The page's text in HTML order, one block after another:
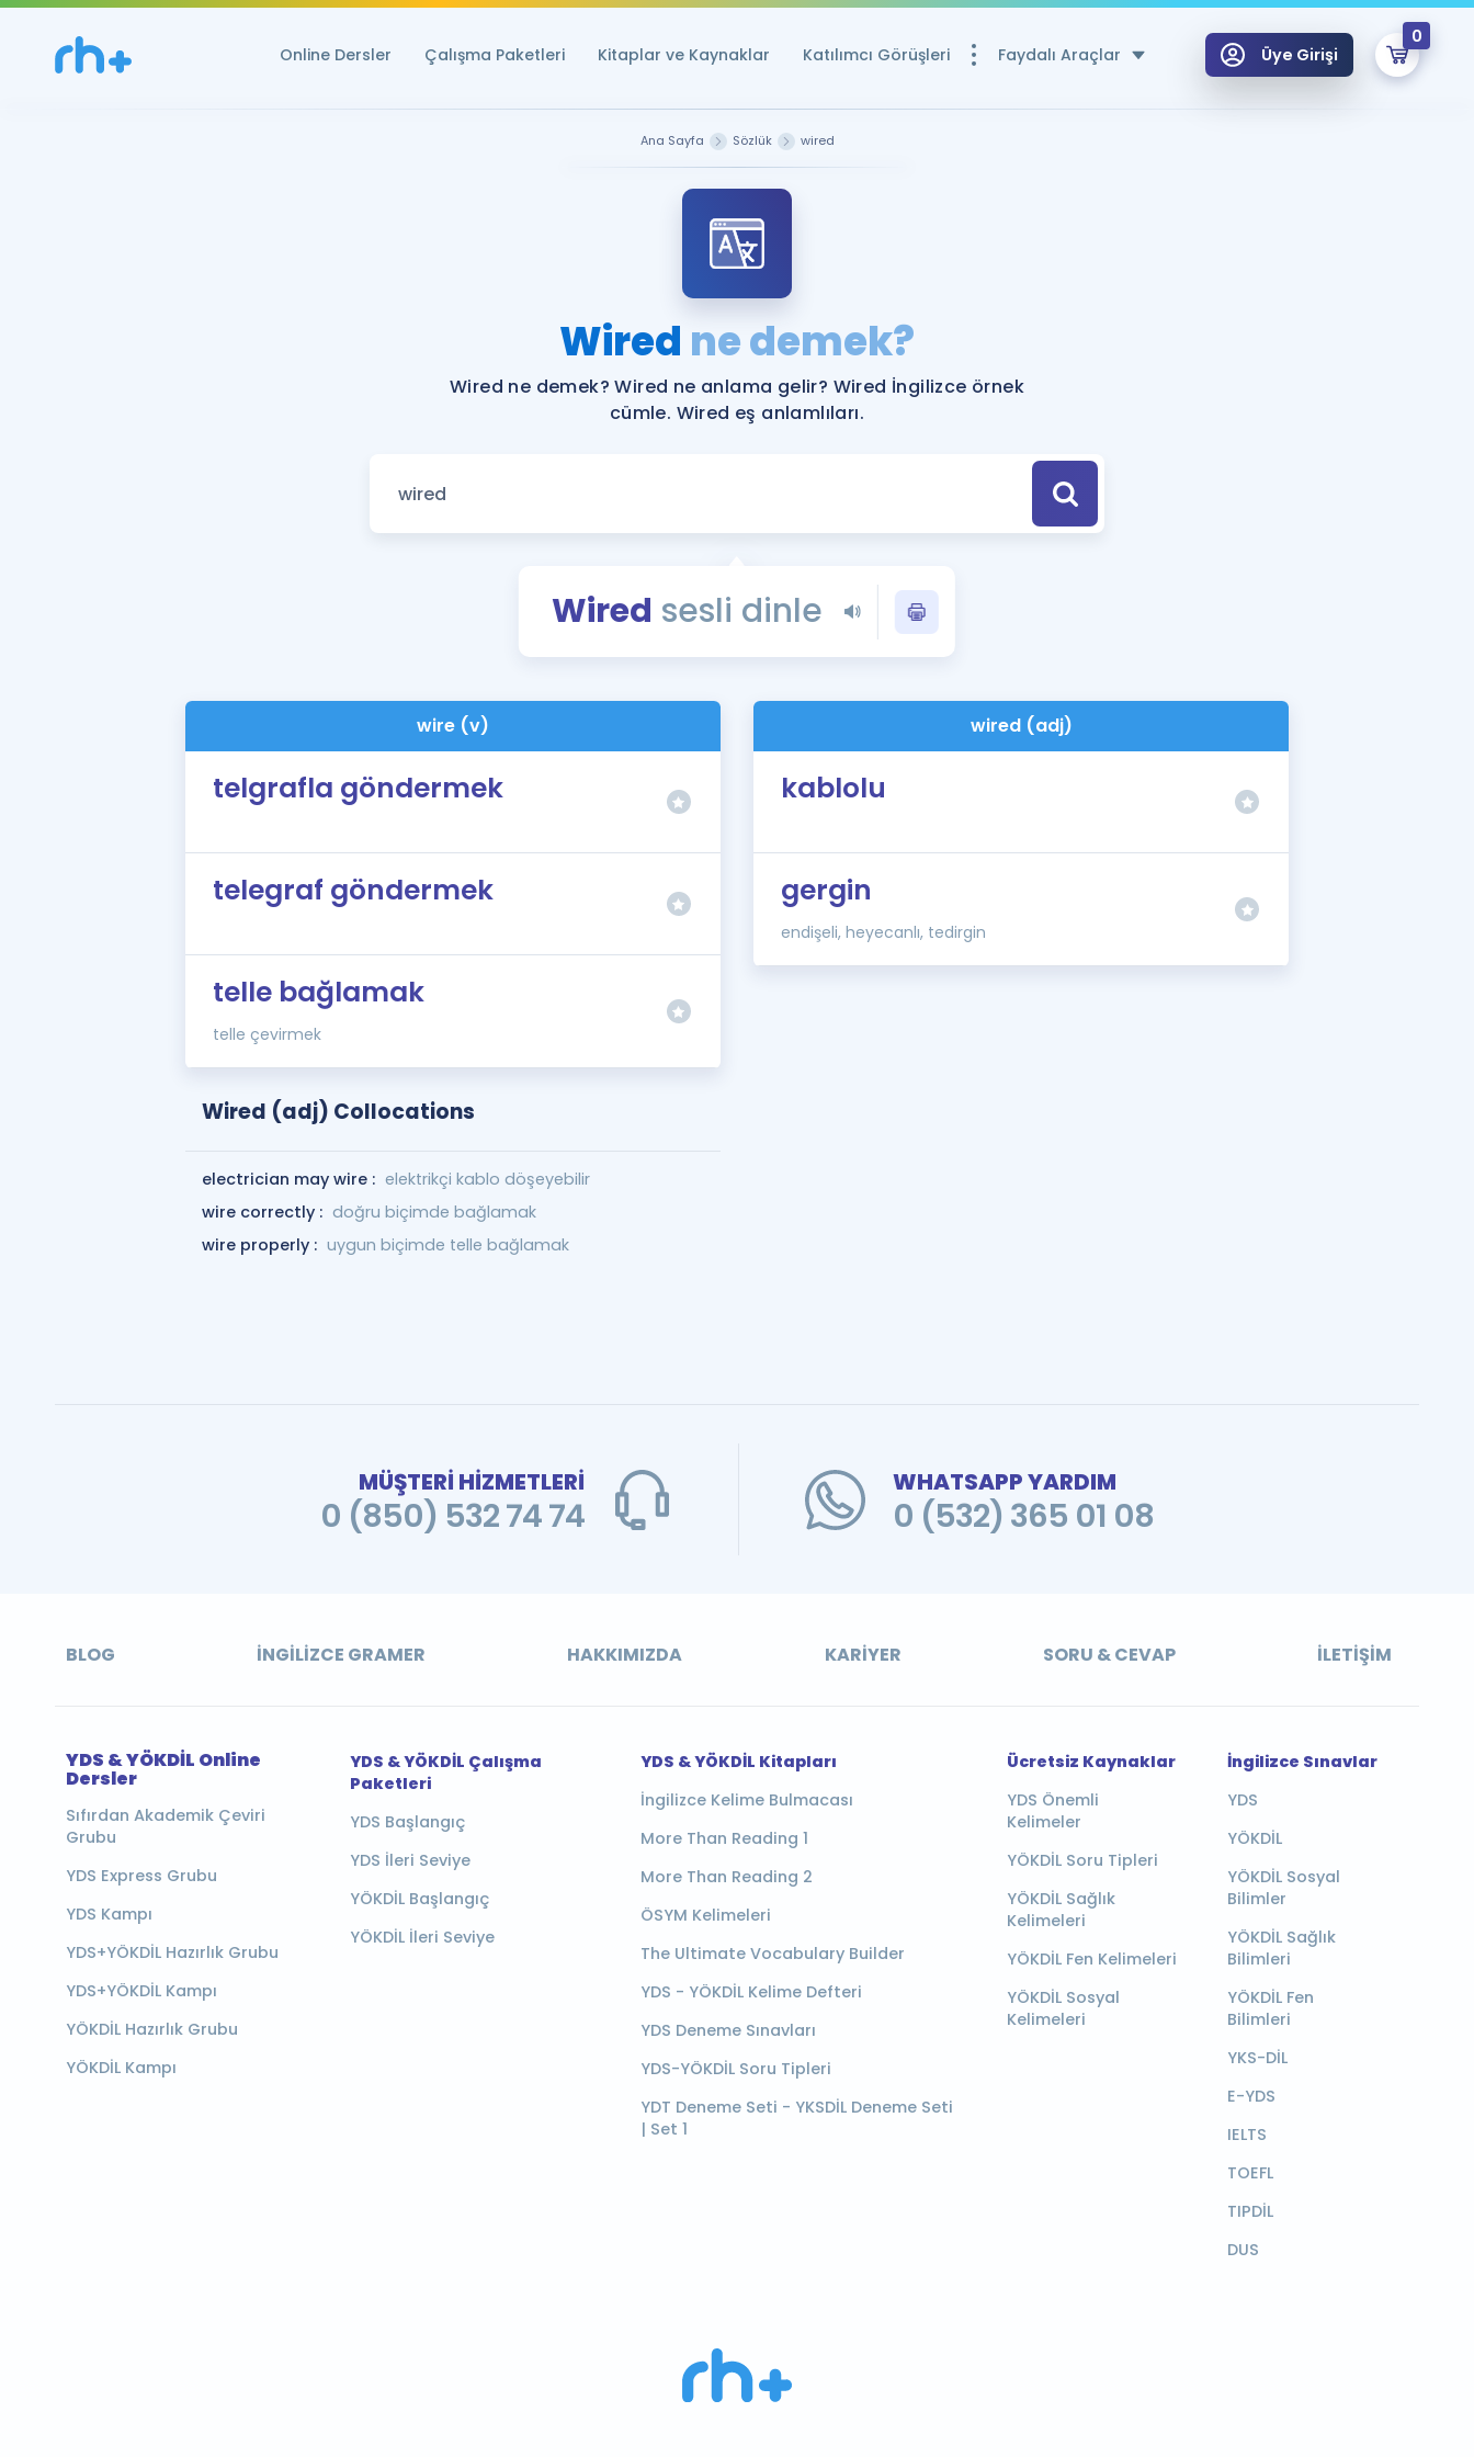
Online Dersler Çalışma Paketleri Kitaplar ve Kaynaklar Katılımcı Görüşleri Faydalı Araçlar
YDS ve YÖKDİL Puan Hesaplama Aracı
Rehberlik Aracı
YDS ve YÖKDİL'e Hazırlananlar için Öneriler
Tüm ÖSYM Sınavları Tek Takvimde
YDS - YÖKDİL Tüm Sınavlarla İlgili Haberler
İngilizce Gramer
Üye Girişi
0
Ana Sayfa Sözlük wired
Wired ne demek?
Wired ne demek? Wired ne anlama gelir? Wired İngilizce örnek
cümle. Wired eş anlamlıları.
Wired sesli dinle
wire (v)
telgrafla göndermek
telegraf göndermek
telle bağlamak
telle çevirmek
Wired (adj) Collocations
electrician may wire : elektrikçi kablo döşeyebilir
wire correctly : doğru biçimde bağlamak
wire properly : uygun biçimde telle bağlamak
wired (adj)
kablolu
gergin
endişeli, heyecanlı, tedirgin
MÜŞTERİ HİZMETLERİ
0 (850) 532 74 74
WHATSAPP YARDIM
0 (532) 365 01 08
BLOG İNGILIZCE GRAMER HAKKIMIZDA KARIYER SORU & CEVAP İLETIŞIM
YDS & YÖKDİL Online
Dersler
Sıfırdan Akademik Çeviri
Grubu
YDS Express Grubu
YDS Kampı
YDS+YÖKDİL Hazırlık Grubu
YDS+YÖKDİL Kampı
YÖKDİL Hazırlık Grubu
YÖKDİL Kampı
YDS & YÖKDİL Çalışma
Paketleri
YDS Başlangıç
YDS İleri Seviye
YÖKDİL Başlangıç
YÖKDİL İleri Seviye
YDS & YÖKDİL Kitapları
İngilizce Kelime Bulmacası
More Than Reading 1
More Than Reading 2
ÖSYM Kelimeleri
The Ultimate Vocabulary Builder
YDS - YÖKDİL Kelime Defteri
YDS Deneme Sınavları
YDS-YÖKDİL Soru Tipleri
YDT Deneme Seti - YKSDİL Deneme Seti
| Set 1
Ücretsiz Kaynaklar
YDS Önemli
Kelimeler
YÖKDİL Soru Tipleri
YÖKDİL Sağlık
Kelimeleri
YÖKDİL Fen Kelimeleri
YÖKDİL Sosyal
Kelimeleri
İngilizce Sınavlar
YDS
YÖKDİL
YÖKDİL Sosyal
Bilimler
YÖKDİL Sağlık
Bilimleri
YÖKDİL Fen
Bilimleri
YKS-DİL
E-YDS
IELTS
TOEFL
TIPDİL
DUS